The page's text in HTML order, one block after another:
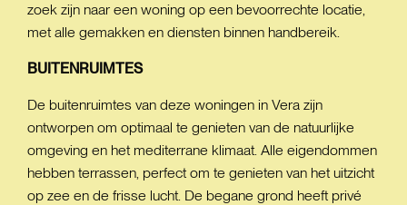
zoek zijn naar een woning op een bevoorrechte locatie,
met alle gemakken en diensten binnen handbereik.
BUITENRUIMTES
De buitenruimtes van deze woningen in Vera zijn
ontworpen om optimaal te genieten van de natuurlijke
omgeving en het mediterrane klimaat. Alle eigendommen
hebben terrassen, perfect om te genieten van het uitzicht
op zee en de frisse lucht. De begane grond heeft privé